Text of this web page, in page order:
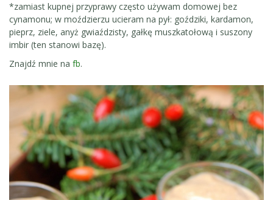
*zamiast kupnej przyprawy często używam domowej bez
cynamonu; w moździerzu ucieram na pył: goździki, kardamon,
pieprz, ziele, anyż gwiaździsty, gałkę muszkatołową i suszony
imbir (ten stanowi bazę).
Znajdź mnie na fb.